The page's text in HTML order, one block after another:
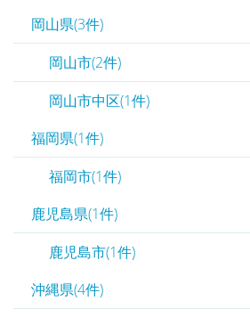
岡山県(3件)
岡山市(2件)
岡山市中区(1件)
福岡県(1件)
福岡市(1件)
鹿児島県(1件)
鹿児島市(1件)
沖縄県(4件)